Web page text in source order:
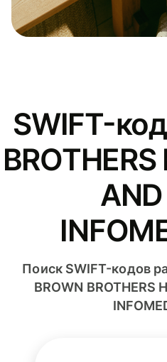
SWIFT-
Поиск SWIFT-кодов
BROWN BROTHERS